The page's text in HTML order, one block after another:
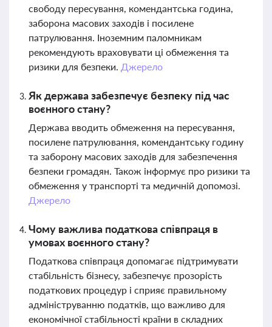
свободу пересування, комендантська година,
заборона масових заходів і посилене
патрулювання. Іноземним паломникам
рекомендують враховувати ці обмеження та
ризики для безпеки. Джерело
Як держава забезпечує безпеку під час
воєнного стану?
Держава вводить обмеження на пересування,
посилене патрулювання, комендантську годину
та заборону масових заходів для забезпечення
безпеки громадян. Також інформує про ризики та
обмеження у транспорті та медичній допомозі.
Джерело
Чому важлива податкова співпраця в
умовах воєнного стану?
Податкова співпраця допомагає підтримувати
стабільність бізнесу, забезпечує прозорість
податкових процедур і сприяє правильному
адмініструванню податків, що важливо для
економічної стабільності країни в складних